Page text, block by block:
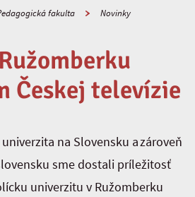
fakulta Novinky
Českej televízie
na Slovensku a zároveň
sme dostali príležitosť
univerzitu v Ružomberku